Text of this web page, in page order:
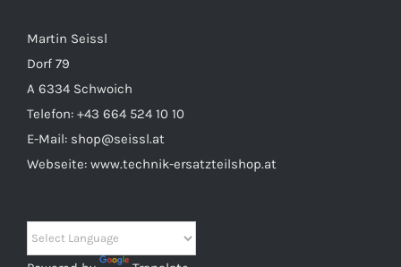
Martin Seissl
Dorf 79
A 6334 Schwoich
Telefon: +43 664 524 10 10
E-Mail: shop@seissl.at
Webseite: www.technik-ersatzteilshop.at